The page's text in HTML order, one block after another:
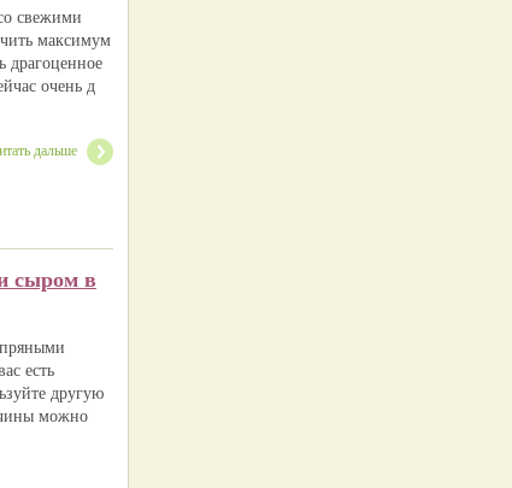
свежими
максимум
драгоценное
очень д
дальше
сыром в
есть
другую
можно